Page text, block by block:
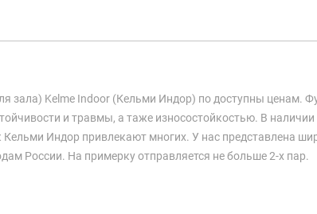
зала) Kelme Indoor (Кельми Индор) по доступны ценам.
и травмы, а таже износостойкостью. В
Индор привлекают многих. У нас представлена
России. На примерку отправляется не больше 2-х пар.